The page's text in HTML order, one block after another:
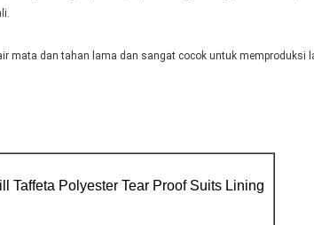
mata dan tahan lama dan sangat cocok untuk memproduksi
Taffeta Polyester Tear Proof Suits Lining